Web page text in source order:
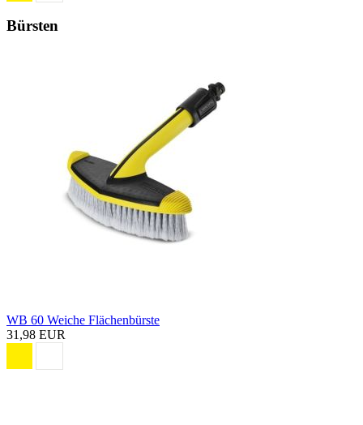
Bürsten
WB 60 Weiche Flächenbürste
31,98 EUR